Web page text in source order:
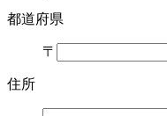
都道府県
〒
住所